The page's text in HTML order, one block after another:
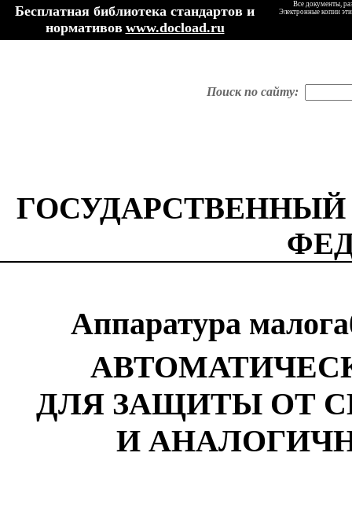
Бесплатная библиотека стандартов и
нормативов www.docload.ru
Все документы,
Электронные копии
Поиск по сайту:
Аппаратура
ДЛЯ ЗАЩИТЫ ОТ
И